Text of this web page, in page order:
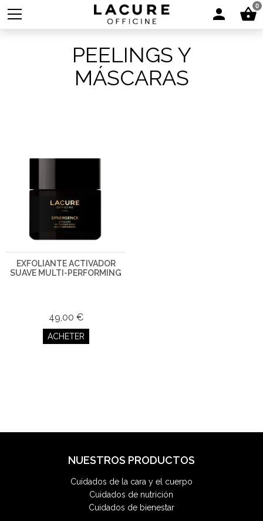
PEELINGS Y
MÁSCARAS
EXFOLIANTE ACTIVADOR
SUAVE MULTI-PERFORMING
49,00 €
ACHETER
NUESTROS PRODUCTOS
Cuidados de la cara y el cuerpo
Cuidados de nutrición
Cuidados de bienestar
0